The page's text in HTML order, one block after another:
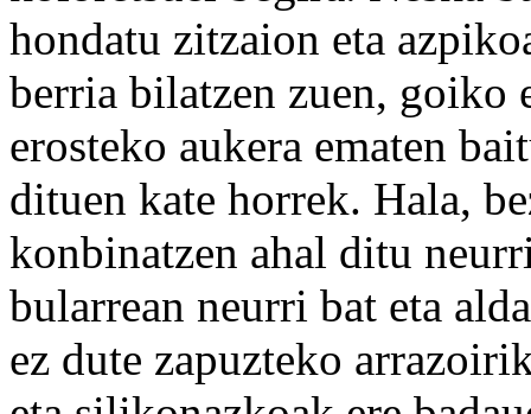
hondatu zitzaion eta
berria bilatzen zuen, goiko
erosteko aukera ematen
dituen kate horrek. Hala,
konbinatzen ahal ditu
bularrean neurri bat eta
ez dute zapuzteko